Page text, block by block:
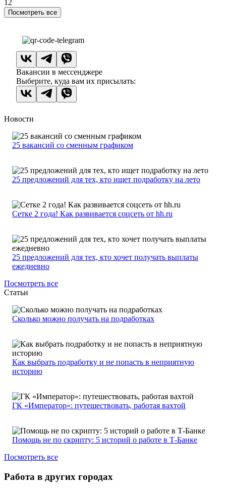
12
Посмотреть все
Вакансии в мессенджере
Выберите, куда вам их присылать:
Новости
25 вакансий со сменным графиком
25 предложений для тех, кто ищет подработку на лето
Сетке 2 года! Как развивается соцсеть от hh.ru
25 предложений для тех, кто хочет получать выплаты
ежедневно
Посмотреть все
Статьи
Сколько можно получать на подработках
Как выбрать подработку и не попасть в неприятную
историю
ГК «Император»: путешествовать, работая вахтой
Помощь не по скрипту: 5 историй о работе в Т-Банке
Посмотреть все
Работа в других городах